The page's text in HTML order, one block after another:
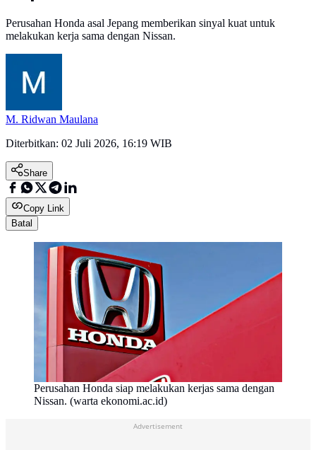
Perusahan Honda asal Jepang memberikan sinyal kuat untuk
melakukan kerja sama dengan Nissan.
M. Ridwan Maulana
Diterbitkan: 02 Juli 2026, 16:19 WIB
Share
Copy Link
Batal
Perusahan Honda siap melakukan kerjas sama dengan
Nissan. (warta ekonomi.ac.id)
Advertisement